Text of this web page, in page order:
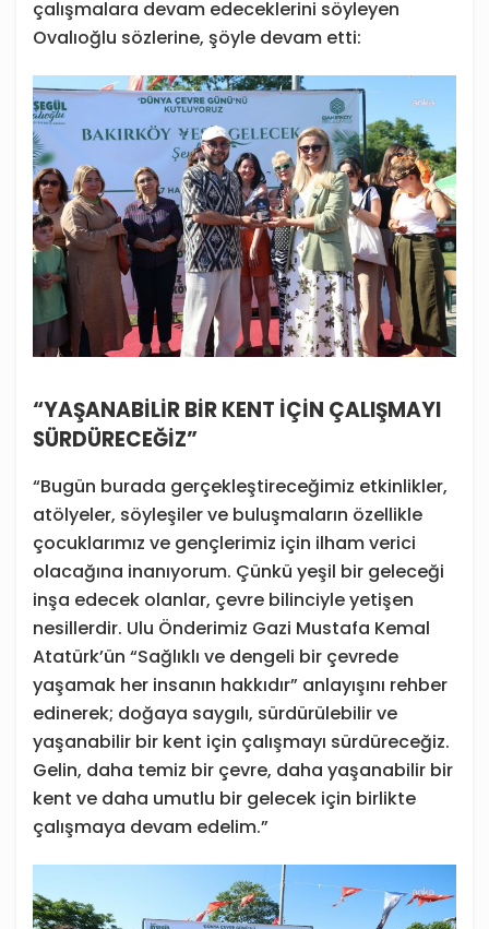
çalışmalara devam edeceklerini söyleyen
Ovalıoğlu sözlerine, şöyle devam etti:
“YAŞANABİLİR BİR KENT İÇİN ÇALIŞMAYI
SÜRDÜRECEĞİZ”
“Bugün burada gerçekleştireceğimiz etkinlikler,
atölyeler, söyleşiler ve buluşmaların özellikle
çocuklarımız ve gençlerimiz için ilham verici
olacağına inanıyorum. Çünkü yeşil bir geleceği
inşa edecek olanlar, çevre bilinciyle yetişen
nesillerdir. Ulu Önderimiz Gazi Mustafa Kemal
Atatürk’ün “Sağlıklı ve dengeli bir çevrede
yaşamak her insanın hakkıdır” anlayışını rehber
edinerek; doğaya saygılı, sürdürülebilir ve
yaşanabilir bir kent için çalışmayı sürdüreceğiz.
Gelin, daha temiz bir çevre, daha yaşanabilir bir
kent ve daha umutlu bir gelecek için birlikte
çalışmaya devam edelim.”